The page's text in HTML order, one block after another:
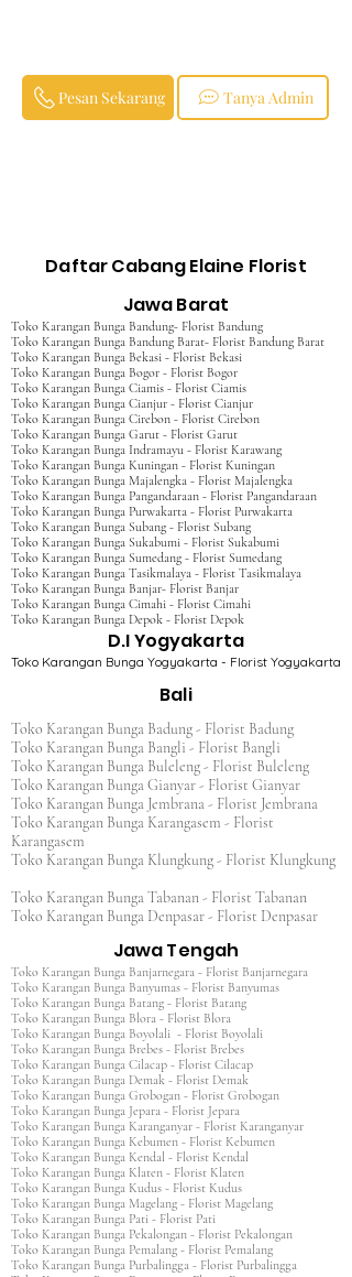
Tanya Admin
Pesan Sekarang
Daftar Cabang Elaine Florist
Jawa Barat
Toko Karangan Bunga Bandung- Florist Bandung
Toko Karangan Bunga Bandung Barat- Florist Bandung Barat
Toko Karangan Bunga Bekasi - Florist Bekasi
Toko Karangan Bunga Bogor - Florist Bogor
Toko Karangan Bunga Ciamis - Florist Ciamis
Toko Karangan Bunga Cianjur - Florist Cianjur
Toko Karangan Bunga Cirebon - Florist Cirebon
Toko Karangan Bunga Garut - Florist Garut
Toko Karangan Bunga Indramayu - Florist Karawang
Toko Karangan Bunga Kuningan - Florist Kuningan
Toko Karangan Bunga Majalengka - Florist Majalengka
Toko Karangan Bunga Pangandaraan - Florist Pangandaraan
Toko Karangan Bunga Purwakarta - Florist Purwakarta
Toko Karangan Bunga Subang - Florist Subang
Toko Karangan Bunga Sukabumi - Florist Sukabumi
Toko Karangan Bunga Sumedang - Florist Sumedang
Toko Karangan Bunga Tasikmalaya - Florist Tasikmalaya
Toko Karangan Bunga Banjar- Florist Banjar
Toko Karangan Bunga Cimahi - Florist Cimahi
Toko Karangan Bunga Depok - Florist Depok
D.I Yogyakarta
Toko Karangan Bunga Yogyakarta - Florist Yogyakarta
Bali
Toko Karangan Bunga Badung - Florist Badung
Toko Karangan Bunga Bangli - Florist Bangli
Toko Karangan Bunga Buleleng - Florist Buleleng
Toko Karangan Bunga Gianyar - Florist Gianyar
Toko Karangan Bunga Jembrana - Florist Jembrana
Toko Karangan Bunga Karangasem - Florist
Karangasem
Toko Karangan Bunga Klungkung - Florist Klungkung
Toko Karangan Bunga Tabanan - Florist Tabanan
Toko Karangan Bunga Denpasar - Florist Denpasar
Jawa Tengah
Toko Karangan Bunga Banjarnegara - Florist Banjarnegara
Toko Karangan Bunga Banyumas - Florist Banyumas
Toko Karangan Bunga Batang - Florist Batang
Toko Karangan Bunga Blora - Florist Blora
Toko Karangan Bunga Boyolali - Florist Boyolali
Toko Karangan Bunga Brebes - Florist Brebes
Toko Karangan Bunga Cilacap - Florist Cilacap
Toko Karangan Bunga Demak - Florist Demak
Toko Karangan Bunga Grobogan - Florist Grobogan
Toko Karangan Bunga Jepara - Florist Jepara
Toko Karangan Bunga Karanganyar - Florist Karanganyar
Toko Karangan Bunga Kebumen - Florist Kebumen
Toko Karangan Bunga Kendal - Florist Kendal
Toko Karangan Bunga Klaten - Florist Klaten
Toko Karangan Bunga Kudus - Florist Kudus
Toko Karangan Bunga Magelang - Florist Magelang
Toko Karangan Bunga Pati - Florist Pati
Toko Karangan Bunga Pekalongan - Florist Pekalongan
Toko Karangan Bunga Pemalang - Florist Pemalang
Toko Karangan Bunga Purbalingga - Florist Purbalingga